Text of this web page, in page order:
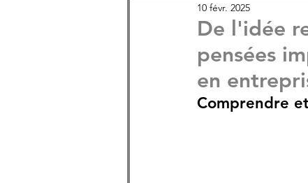
Sensibilisation
De l'idée
pensées
en
10 févr. 2025
Comprendre